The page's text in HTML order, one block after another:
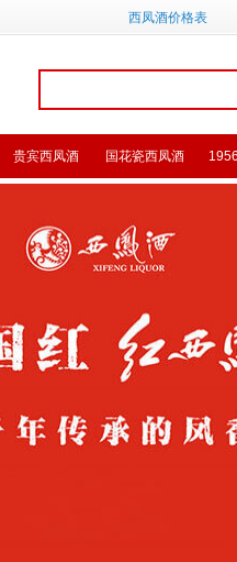
西凤酒价格表
国花瓷西凤酒
贵宾西凤酒